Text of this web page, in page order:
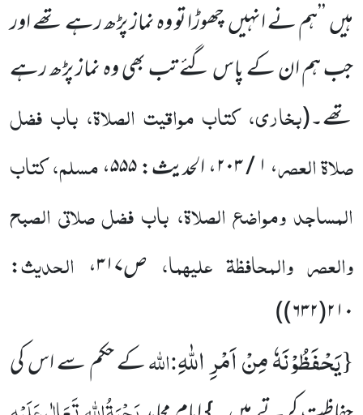
ہیں ’’ہم نے انہیں چھوڑا تو وہ نماز پڑھ رہے تھے اور
جب ہم ان کے پاس گئے تب بھی وہ نماز پڑھ رہے
تھے۔(بخاری، کتاب مواقیت الصلاۃ، باب فضل
صلاۃ العصر، ۱ / ۲۰۳ ، الحدیث:۵۵۵،مسلم، کتاب
المساجد ومواضع الصلاۃ، باب فضل صلاتی الصبح
والعصر والمحافظۃ علیہما، ص۳۱۷، الحدیث:
۲۱۰(۶۳۲)
)
{یَحْفَظُوْنَهٗ مِنْ اَمْرِ اللّٰهِ:اللّٰہکے حکم سے اس کی